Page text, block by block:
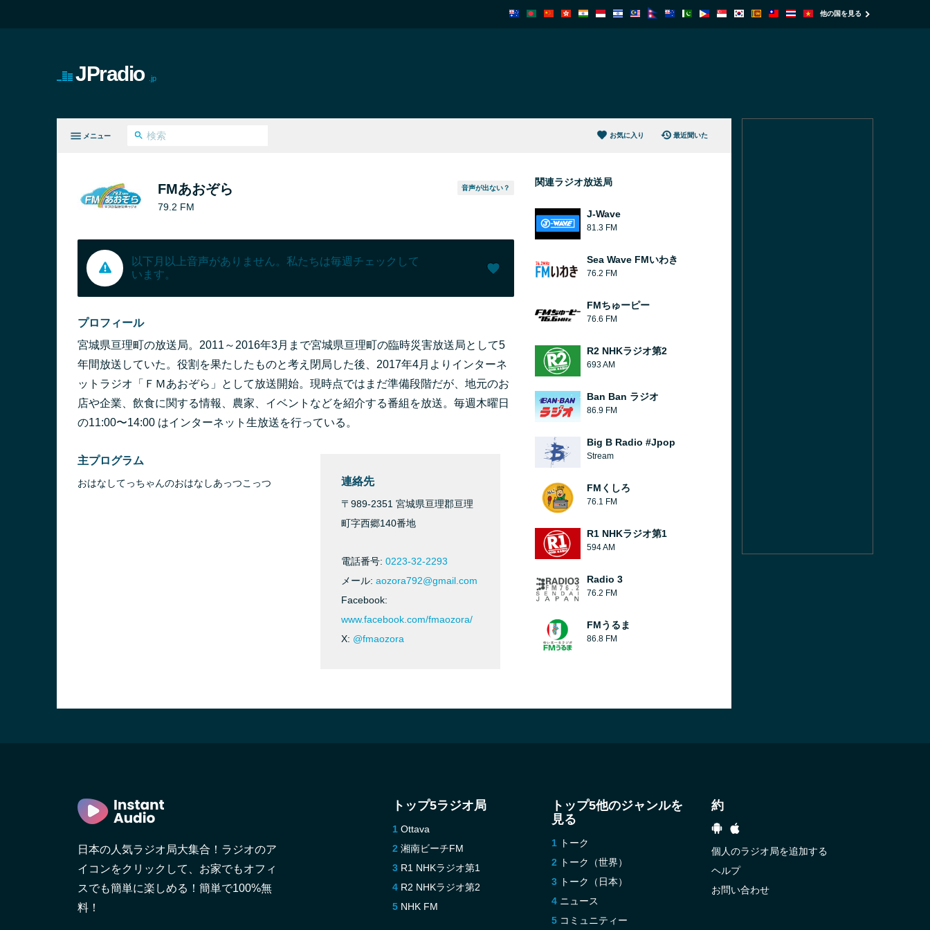
他の国を見る
JPradio .jp
メニュー お気に入り 最近聞いた
FMあおぞら
79.2 FM
音声が出ない？
以下月以上音声がありません。私たちは毎週チェックして
います。
プロフィール
宮城県亘理町の放送局。2011～2016年3月まで宮城県亘理町の臨時災害放送局として5
年間放送していた。役割を果たしたものと考え閉局した後、2017年4月よりインターネ
ットラジオ「ＦＭあおぞら」として放送開始。現時点ではまだ準備段階だが、地元のお
店や企業、飲食に関する情報、農家、イベントなどを紹介する番組を放送。毎週木曜日
の11:00〜14:00 はインターネット生放送を行っている。
主プログラム
おはなしてっちゃんのおはなしあっつこっつ 連絡先
〒989-2351 宮城県亘理郡亘理
町字西郷140番地
電話番号: 0223-32-2293
メール: aozora792@gmail.com
Facebook:
www.facebook.com/fmaozora/
X: @fmaozora
関連ラジオ放送局
J-Wave
81.3 FM
Sea Wave FMいわき
76.2 FM
FMちゅーピー
76.6 FM
R2 NHKラジオ第2
693 AM
Ban Ban ラジオ
86.9 FM
Big B Radio #Jpop
Stream
FMくしろ
76.1 FM
R1 NHKラジオ第1
594 AM
Radio 3
76.2 FM
FMうるま
86.8 FM
日本の人気ラジオ局大集合！ラジオのア
イコンをクリックして、お家でもオフィ
スでも簡単に楽しめる！簡単で100%無
料！
トップ5ラジオ局
Ottava
湘南ビーチFM
R1 NHKラジオ第1
R2 NHKラジオ第2
NHK FM
トップ5他のジャンルを
見る
トーク
トーク（世界）
トーク（日本）
ニュース
コミュニティー
約
個人のラジオ局を追加する
ヘルプ
お問い合わせ